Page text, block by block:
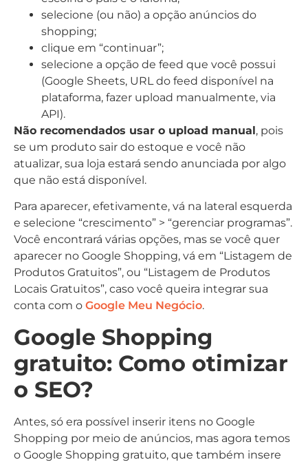
selecione (ou não) a opção anúncios do
shopping;
clique em “continuar”;
selecione a opção de feed que você possui
(Google Sheets, URL do feed disponível na
plataforma, fazer upload manualmente, via
API).
Não recomendados usar o upload manual, pois
se um produto sair do estoque e você não
atualizar, sua loja estará sendo anunciada por algo
que não está disponível.
Para aparecer, efetivamente, vá na lateral esquerda
e selecione “crescimento” > “gerenciar programas”.
Você encontrará várias opções, mas se você quer
aparecer no Google Shopping, vá em “Listagem de
Produtos Gratuitos”, ou “Listagem de Produtos
Locais Gratuitos”, caso você queira integrar sua
conta com o Google Meu Negócio.
Google Shopping
gratuito: Como otimizar
o SEO?
Antes, só era possível inserir itens no Google
Shopping por meio de anúncios, mas agora temos
o Google Shopping gratuito, que também insere